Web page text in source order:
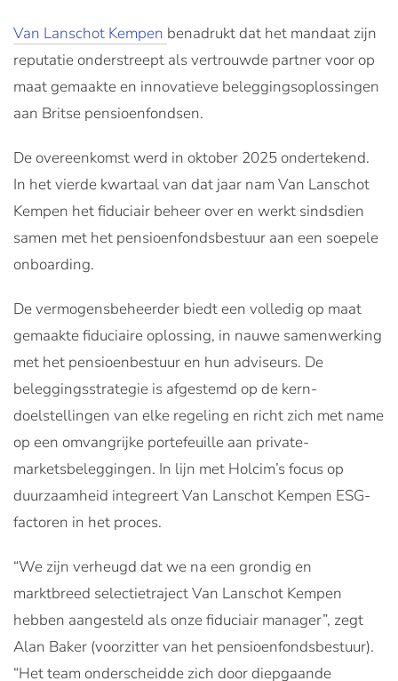
Van Lanschot Kempen benadrukt dat het mandaat zijn
reputatie onderstreept als vertrouwde partner voor op
maat gemaakte en innovatieve beleggingsoplossingen
aan Britse pensioenfondsen.
De overeenkomst werd in oktober 2025 ondertekend.
In het vierde kwartaal van dat jaar nam Van Lanschot
Kempen het fiduciair beheer over en werkt sindsdien
samen met het pensioenfondsbestuur aan een soepele
onboarding.
De vermogensbeheerder biedt een volledig op maat
gemaakte fiduciaire oplossing, in nauwe samenwerking
met het pensioenbestuur en hun adviseurs. De
beleggingsstrategie is afgestemd op de kern­
doelstellingen van elke regeling en richt zich met name
op een omvangrijke portefeuille aan private-
marketsbeleggingen. In lijn met Holcim’s focus op
duurzaamheid integreert Van Lanschot Kempen ESG-
factoren in het proces.
“We zijn verheugd dat we na een grondig en
marktbreed selectietraject Van Lanschot Kempen
hebben aangesteld als onze fiduciair manager”, zegt
Alan Baker (voorzitter van het pensioenfondsbestuur).
“Het team onderscheidde zich door diepgaande